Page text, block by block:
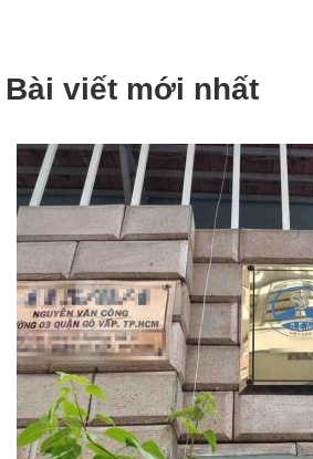
Bài viết mới nhất